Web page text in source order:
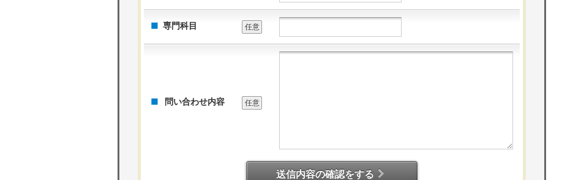
専門科目 任意
問い合わせ内容 任意
送信内容の確認をする